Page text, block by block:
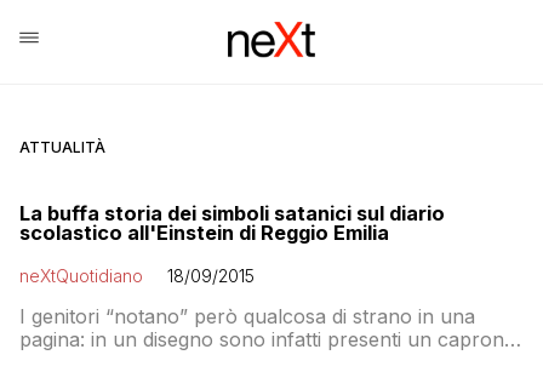
ATTUALITÀ
La buffa storia dei simboli satanici sul diario
scolastico all'Einstein di Reggio Emilia
neXtQuotidiano 18/09/2015
I genitori “notano” però qualcosa di strano in una
pagina: in un disegno sono infatti presenti un caprone